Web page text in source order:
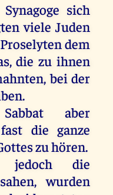
Synagoge sich
viele Juden
Proselytendem
,die zu ihnen
,bei der
.
Sabbat
aber
fast die ganze
zuhören.
die
sahen,wurden